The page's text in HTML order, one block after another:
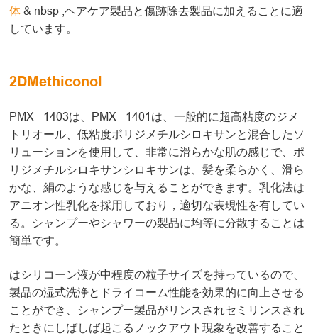
体 & nbsp ;ヘアケア製品と傷跡除去製品に加えることに適
しています。
2DMethiconol
PMX - 1403は、PMX - 1401は、一般的に超高粘度のジメ
トリオール、低粘度ポリジメチルシロキサンと混合したソ
リューションを使用して、非常に滑らかな肌の感じで、ポ
リジメチルシロキサンシロキサンは、髪を柔らかく、滑ら
かな、絹のような感じを与えることができます。乳化法は
アニオン性乳化を採用しており，適切な表現性を有してい
る。シャンプーやシャワーの製品に均等に分散することは
簡単です。
はシリコーン液が中程度の粒子サイズを持っているので、
製品の湿式洗浄とドライコーム性能を効果的に向上させる
ことができ、シャンプー製品がリンスされセミリンスされ
たときにしばしば起こるノックアウト現象を改善すること